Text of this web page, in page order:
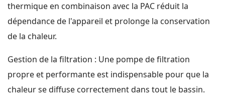
thermique en combinaison avec la PAC réduit la
dépendance de l'appareil et prolonge la conservation
de la chaleur.
Gestion de la filtration : Une pompe de filtration
propre et performante est indispensable pour que la
chaleur se diffuse correctement dans tout le bassin.